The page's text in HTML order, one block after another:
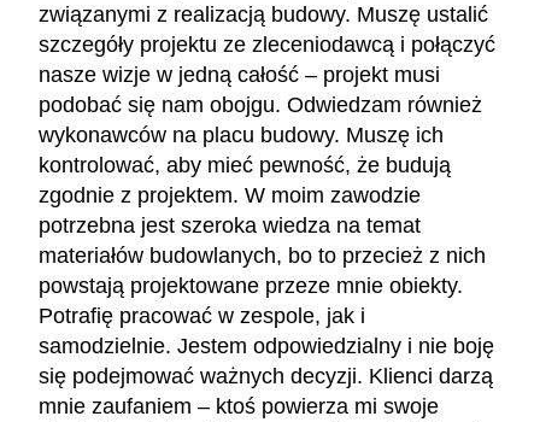
związanymi z realizacją budowy. Muszę ustalić
szczegóły projektu ze zleceniodawcą i połączyć
nasze wizje w jedną całość – projekt musi
podobać się nam obojgu. Odwiedzam również
wykonawców na placu budowy. Muszę ich
kontrolować, aby mieć pewność, że budują
zgodnie z projektem. W moim zawodzie
potrzebna jest szeroka wiedza na temat
materiałów budowlanych, bo to przecież z nich
powstają projektowane przeze mnie obiekty.
Potrafię pracować w zespole, jak i
samodzielnie. Jestem odpowiedzialny i nie boję
się podejmować ważnych decyzji. Klienci darzą
mnie zaufaniem – ktoś powierza mi swoje